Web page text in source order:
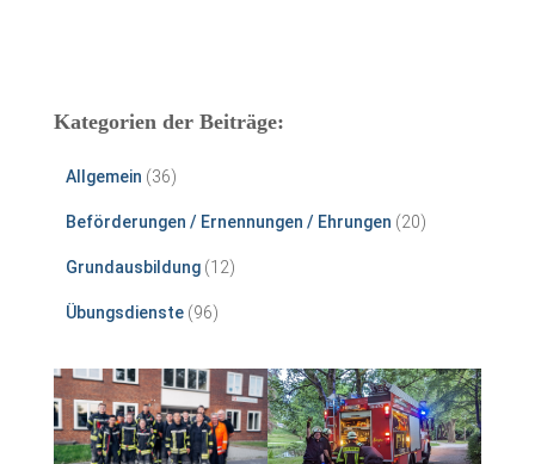
Kategorien der Beiträge:
Allgemein (36)
Beförderungen / Ernennungen / Ehrungen (20)
Grundausbildung (12)
Übungsdienste (96)